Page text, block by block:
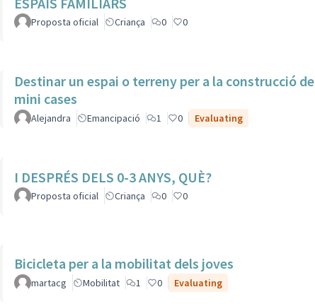
Proposta oficial Criança 0 0
Destinar un espai o terreny per a la construcció de
mini cases
Alejandra Emancipació 1 0 Evaluating
I DESPRÉS DELS 0-3 ANYS, QUÈ?
Proposta oficial Criança 0 0
Bicicleta per a la mobilitat dels joves
martacg Mobilitat 1 0 Evaluating